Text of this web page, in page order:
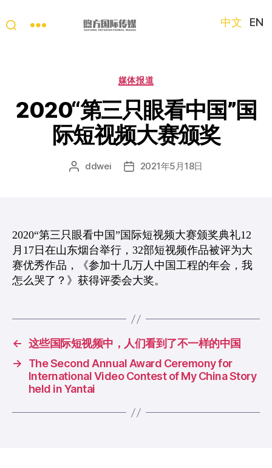
只
眼
看
中
国”
国
短
中文 EN
分
媒体报道
2020“第三只眼看中国”国
际短视频大赛颁奖
文 ddwei
发 2021年5月18日
2020“第三只眼看中国”国际短视频大赛颁奖典礼12
月17日在山东烟台举行，32部短视频作品被评为大
赛优秀作品，《参加十几万人中国工程的年会，我
怎么哭了？》获得评委会大奖。
← 这些国际短视频中，人们看到了不一样的中国
→
The Second Annual Award Ceremony for
International Video Contest of My China Story
held in Yantai